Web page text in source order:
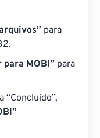
para
para MOBI” para
“Concluído”,